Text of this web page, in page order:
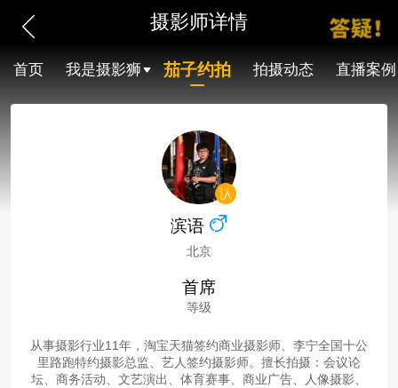
摄影师详情
首页 我是摄影狮 茄子约拍 拍摄动态 直播案例
滨语
北京
首席
等级
从事摄影行业11年，淘宝天猫签约商业摄影师、李宁全国十公
里路跑特约摄影总监、艺人签约摄影师。擅长拍摄：会议论
坛、商务活动、文艺演出、体育赛事、商业广告、人像摄影、